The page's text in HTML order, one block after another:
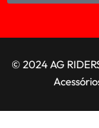
© 2024 AG